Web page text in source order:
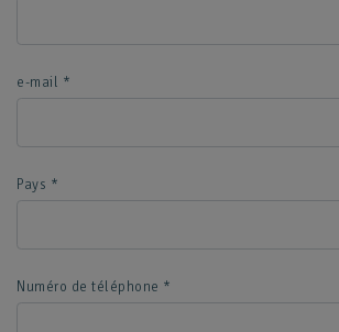
e-mail *
Pays *
Numéro de téléphone *